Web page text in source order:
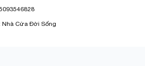
Nhà Cửa Đời Sống